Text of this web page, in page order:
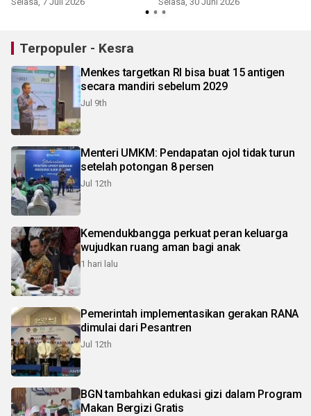
Terpopuler - Kesra
Menkes targetkan RI bisa buat 15 antigen
secara mandiri sebelum 2029
Jul 9th
Menteri UMKM: Pendapatan ojol tidak turun
setelah potongan 8 persen
Jul 12th
Kemendukbangga perkuat peran keluarga
wujudkan ruang aman bagi anak
1 hari lalu
Pemerintah implementasikan gerakan RANA
dimulai dari Pesantren
Jul 12th
BGN tambahkan edukasi gizi dalam Program
Makan Bergizi Gratis